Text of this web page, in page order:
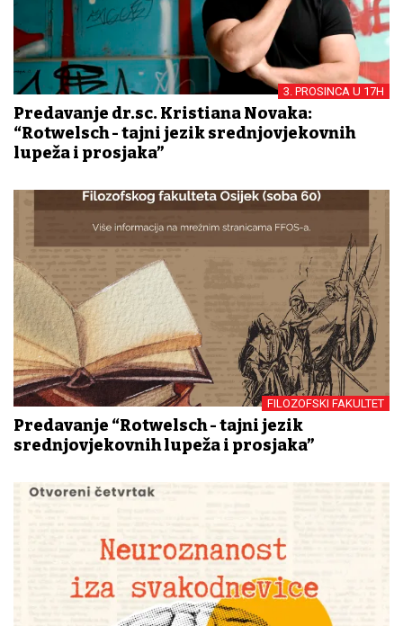
3. PROSINCA U 17H
Predavanje dr.sc. Kristiana Novaka:
“Rotwelsch - tajni jezik srednjovjekovnih
lupeža i prosjaka”
FILOZOFSKI FAKULTET
Predavanje “Rotwelsch - tajni jezik
srednjovjekovnih lupeža i prosjaka”